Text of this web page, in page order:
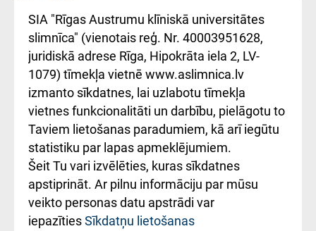
atsauksmju/sūdzību
iesniegšanas
kārtība
Kā pie mums nokļūt
Rēķinu apmaksas
ceļvedis
Rekvizīti un
ārstniecības
iestādes kods
Підтримка Східної
лікарні та співпраця з
Україною
SIA "Rīgas Austrumu klīniskā universitātes
slimnīca" (vienotais reģ. Nr. 40003951628,
juridiskā adrese Rīga, Hipokrāta iela 2, LV-
1079) tīmekļa vietnē www.aslimnica.lv
izmanto sīkdatnes, lai uzlabotu tīmekļa
vietnes funkcionalitāti un darbību, pielāgotu to
Taviem lietošanas paradumiem, kā arī iegūtu
statistiku par lapas apmeklējumiem.
Šeit Tu vari izvēlēties, kuras sīkdatnes
apstiprināt. Ar pilnu informāciju par mūsu
veikto personas datu apstrādi var
iepazītiesSīkdatņu lietošanas